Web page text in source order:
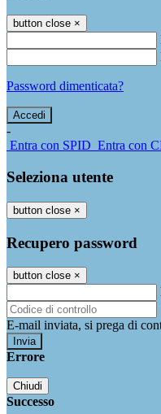
button close ×
Password dimenticata?
-
Entra con SPID Entra con
Seleziona utente
button close ×
Recupero password
button close ×
E-mail inviata, si prega di
Errore
Chiudi
Successo